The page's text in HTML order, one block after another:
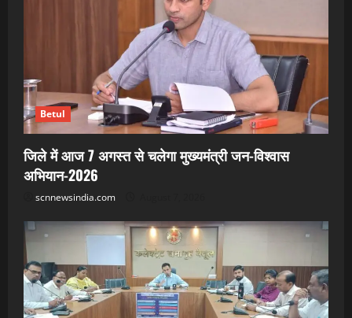
Betul
जिले में आज 7 अगस्त से चलेगा मुख्यमंत्री जन-विश्वास
अभियान-2026
scnnewsindia.com